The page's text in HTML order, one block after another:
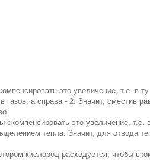
это увеличение, т.е. в ту
а справа - 2. Значит, сместив
это увеличение, т.е.
тепла. Значит, для отвода
кислород расходуется, чтобы